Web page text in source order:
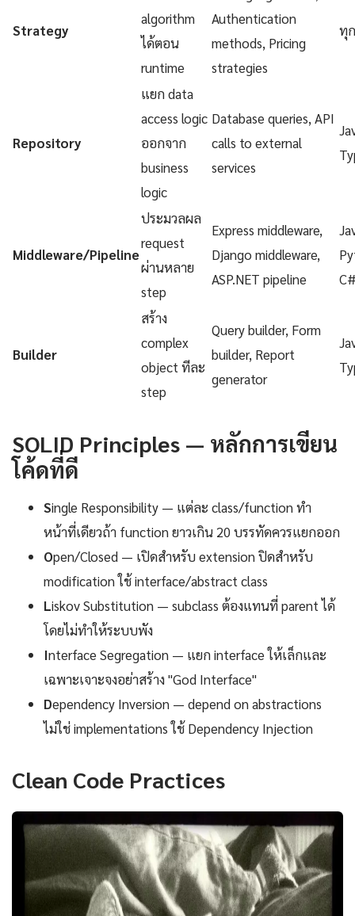
Strategy
algorithm
ได้ตอน
runtime
Authentication
methods, Pricing
strategies
ทุ
Repository
แยก data
access logic
ออกจาก
business
logic
Database queries, API
calls to external
services
Middleware/Pipeline
ประมวลผล
request
ผ่านหลาย
step
Express middleware,
Django middleware,
ASP.NET pipeline
Builder
สร้าง
complex
object ทีละ
step
Query builder, Form
builder, Report
generator
SOLID Principles — หลักการเขียน
โค้ดที่ดี
Single Responsibility — แต่ละ class/function ทำ
หน้าที่เดียวถ้า function ยาวเกิน 20 บรรทัดควรแยกออก
Open/Closed — เปิดสำหรับ extension ปิดสำหรับ
modification ใช้ interface/abstract class
Liskov Substitution — subclass ต้องแทนที่ parent ได้
โดยไม่ทำให้ระบบพัง
Interface Segregation — แยก interface ให้เล็กและ
เฉพาะเจาะจงอย่าสร้าง "God Interface"
Dependency Inversion — depend on abstractions
ไม่ใช่ implementations ใช้ Dependency Injection
Clean Code Practices